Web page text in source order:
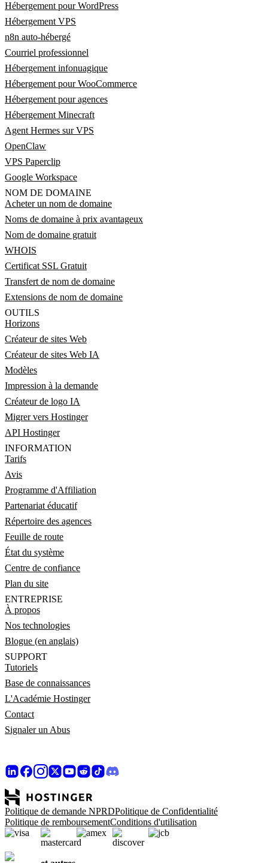
Hébergement pour WordPress
Hébergement VPS
n8n auto-hébergé
Courriel professionnel
Hébergement infonuagique
Hébergement pour WooCommerce
Hébergement pour agences
Hébergement Minecraft
Agent Hermes sur VPS
OpenClaw
VPS Paperclip
Google Workspace
NOM DE DOMAINE
Acheter un nom de domaine
Noms de domaine à prix avantageux
Nom de domaine gratuit
WHOIS
Certificat SSL Gratuit
Transfert de nom de domaine
Extensions de nom de domaine
OUTILS
Horizons
Créateur de sites Web
Créateur de sites Web IA
Modèles
Impression à la demande
Créateur de logo IA
Migrer vers Hostinger
API Hostinger
INFORMATION
Tarifs
Avis
Programme d'Affiliation
Partenariat éducatif
Répertoire des agences
Feuille de route
État du système
Centre de confiance
Plan du site
ENTREPRISE
À propos
Nos technologies
Blogue (en anglais)
SUPPORT
Tutoriels
Base de connaissances
L'Académie Hostinger
Contact
Signaler un Abus
Politique de demande NPRDPolitique de Confidentialité
Politique de remboursementConditions d'utilisation